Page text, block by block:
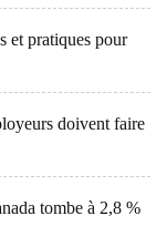
et pratiques pour
doivent faire
tombe à 2,8 %